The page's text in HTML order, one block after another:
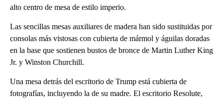
alto centro de mesa de estilo imperio.
Las sencillas mesas auxiliares de madera han sido sustituidas por
consolas más vistosas con cubierta de mármol y águilas doradas
en la base que sostienen bustos de bronce de Martin Luther King
Jr. y Winston Churchill.
Una mesa detrás del escritorio de Trump está cubierta de
fotografías, incluyendo la de su madre. El escritorio Resolute,